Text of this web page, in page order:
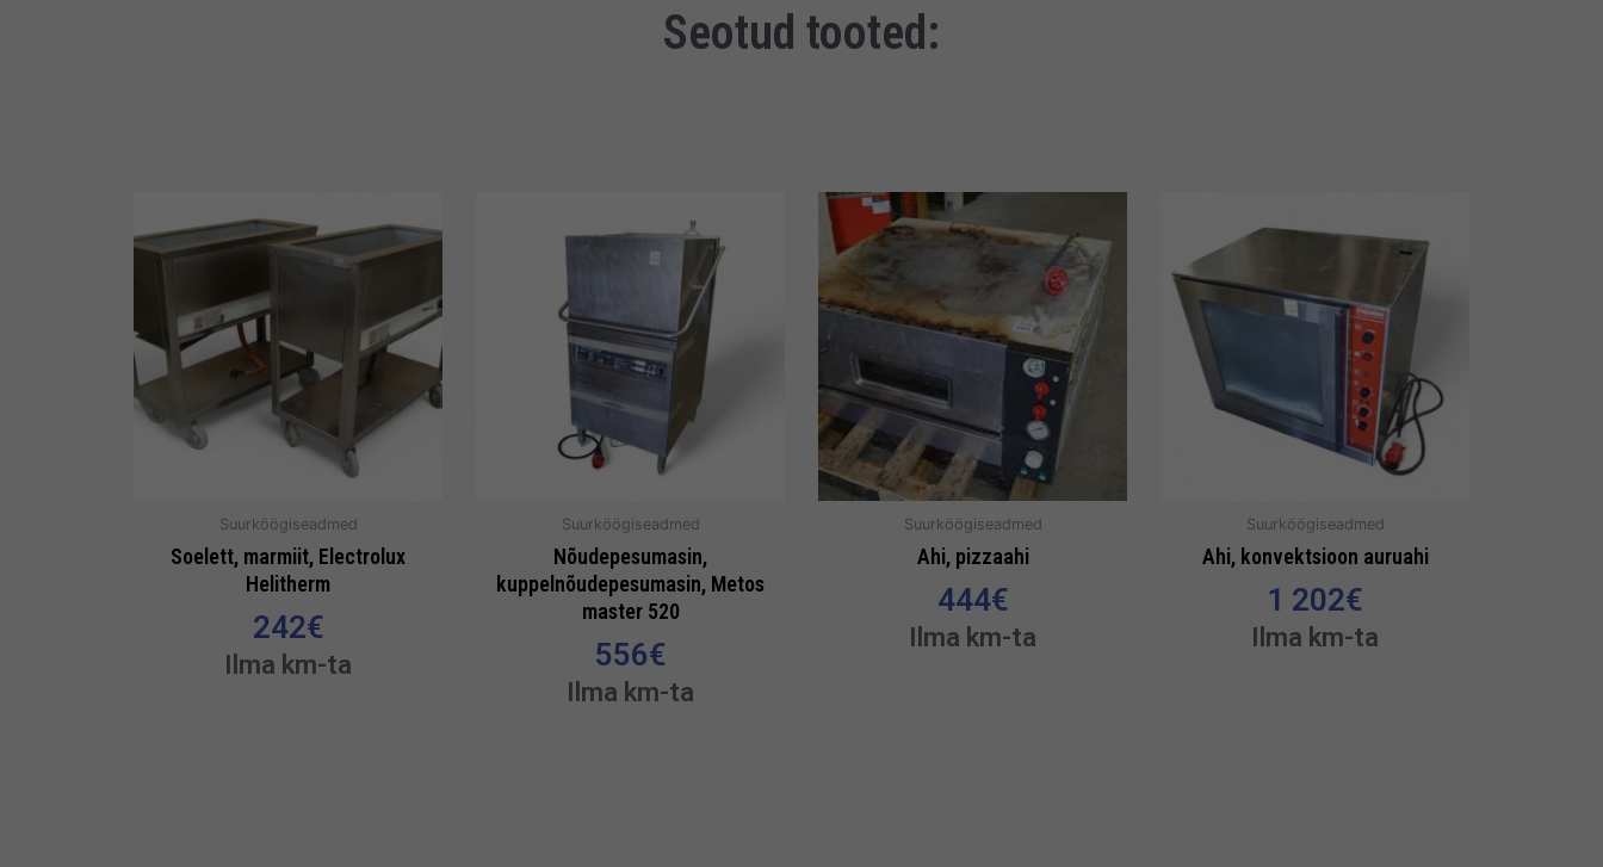
Seotud tooted:
Suurköögiseadmed
Soelett, marmiit, Electrolux
Helitherm
242€
Ilma km-ta
Suurköögiseadmed
Nõudepesumasin,
kuppelnõudepesumasin, Metos
master 520
556€
Ilma km-ta
Suurköögiseadmed
Ahi, pizzaahi
444€
Ilma km-ta
Suurköögiseadmed
Ahi, konvektsioon auruahi
1 202€
Ilma km-ta